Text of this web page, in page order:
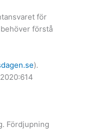
för
förstå
).
Fördjupning